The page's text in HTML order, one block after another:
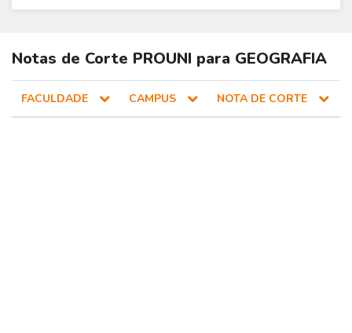
Notas de Corte PROUNI para GEOGRAFIA
FACULDADE CAMPUS NOTA DE CORTE